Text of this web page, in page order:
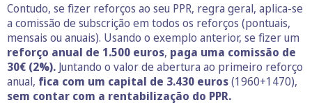
Contudo, se fizer reforços ao seu PPR, regra geral, aplica-se
a comissão de subscrição em todos os reforços (pontuais,
mensais ou anuais). Usando o exemplo anterior, se fizer um
reforço anual de 1.500 euros, paga uma comissão de
30€ (2%). Juntando o valor de abertura ao primeiro reforço
anual, fica com um capital de 3.430 euros(1960+1470),
sem contar com a rentabilização do PPR.